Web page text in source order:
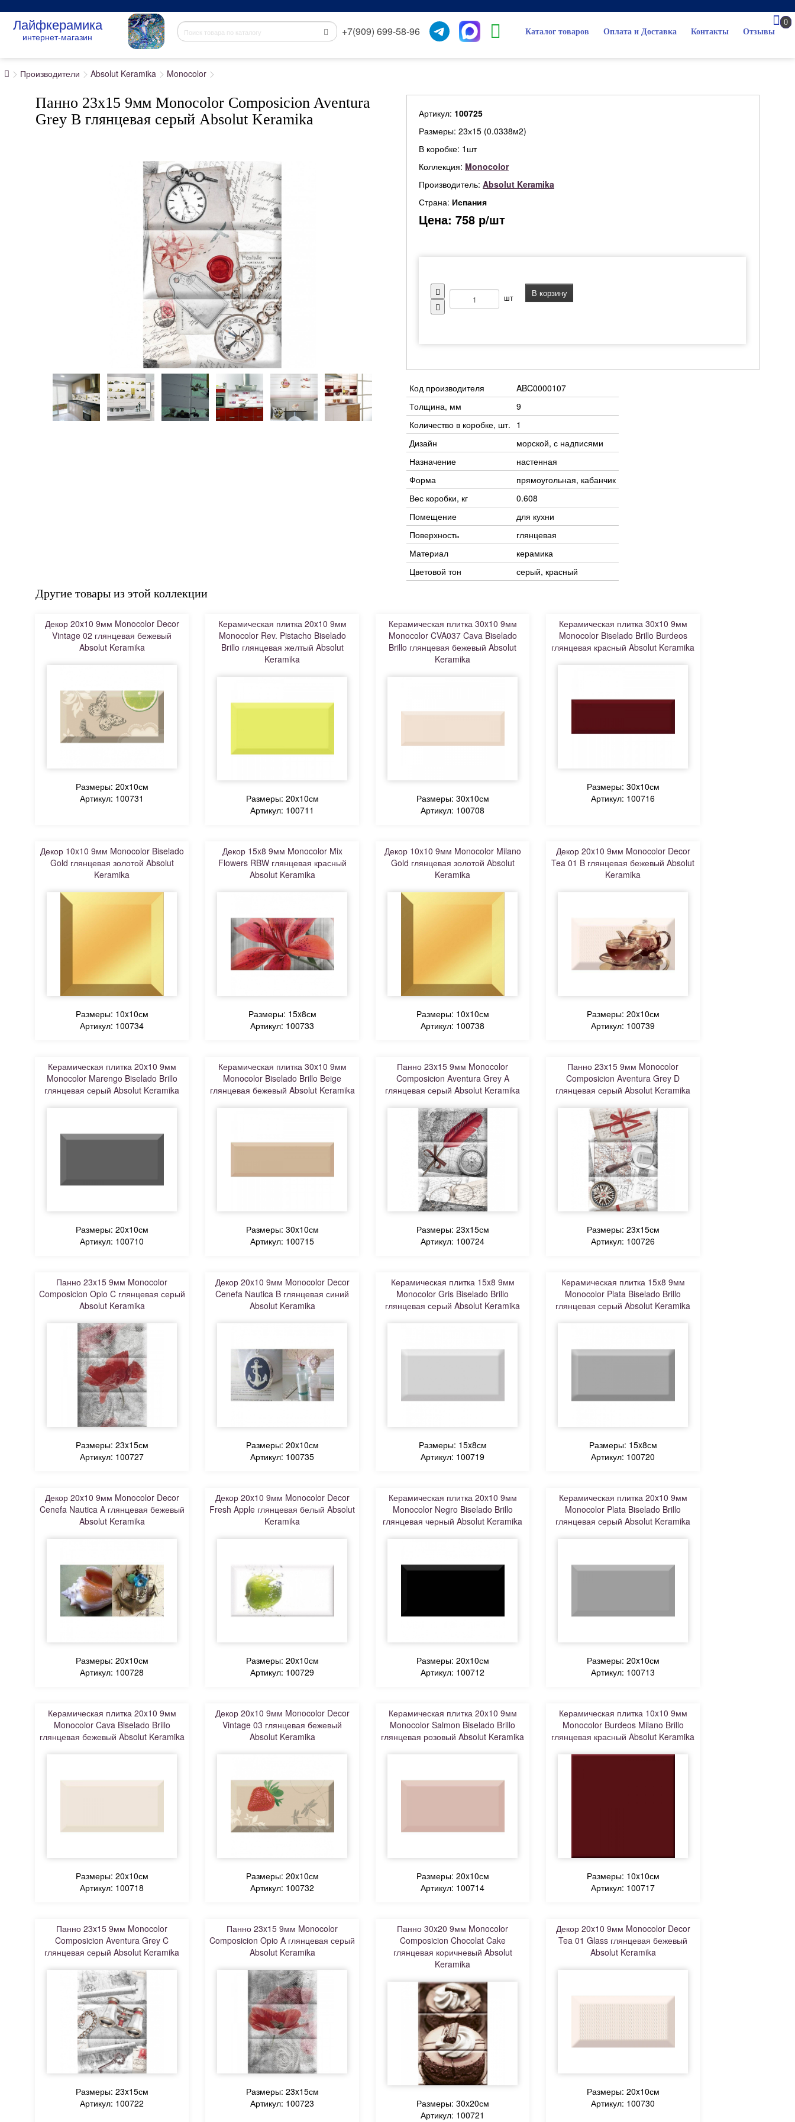
Лайфкерамика
интернет-магазин +7(909) 699-58-96 Каталог товаров Оплата и Доставка Контакты Отзывы
0
Производители Absolut Keramika Monocolor
Панно 23x15 9мм Monocolor Composicion Aventura
Grey B глянцевая серый Absolut Keramika
Артикул: 100725
Размеры: 23х15 (0.0338м2)
В коробке: 1шт
Коллекция: Monocolor
Производитель: Absolut Keramika
Страна: Испания
Цена: 758 р/шт
шт В корзину
Код производителя
ABC0000107
Толщина, мм
9
Количество в коробке, шт. 1
Дизайн
морской, с надписями
Назначение
настенная
Форма
прямоугольная, кабанчик
Вес коробки, кг
0.608
Помещение
для кухни
Поверхность
глянцевая
Материал
керамика
Цветовой тон
серый, красный
Другие товары из этой коллекции
Декор 20x10 9мм Monocolor Decor
Vintage 02 глянцевая бежевый
Absolut Keramika
Размеры: 20x10см
Артикул: 100731
Керамическая плитка 20x10 9мм
Monocolor Rev. Pistacho Biselado
Brillo глянцевая желтый Absolut
Keramika
Размеры: 20x10см
Артикул: 100711
Керамическая плитка 30x10 9мм
Monocolor CVA037 Cava Biselado
Brillo глянцевая бежевый Absolut
Keramika
Размеры: 30x10см
Артикул: 100708
Керамическая плитка 30x10 9мм
Monocolor Biselado Brillo Burdeos
глянцевая красный Absolut Keramika
Размеры: 30x10см
Артикул: 100716
Декор 10x10 9мм Monocolor Biselado
Gold глянцевая золотой Absolut
Keramika
Размеры: 10x10см
Артикул: 100734
Декор 15x8 9мм Monocolor Mix
Flowers RBW глянцевая красный
Absolut Keramika
Размеры: 15x8см
Артикул: 100733
Декор 10x10 9мм Monocolor Milano
Gold глянцевая золотой Absolut
Keramika
Размеры: 10x10см
Артикул: 100738
Декор 20x10 9мм Monocolor Decor
Tea 01 B глянцевая бежевый Absolut
Keramika
Размеры: 20x10см
Артикул: 100739
Керамическая плитка 20x10 9мм
Monocolor Marengo Biselado Brillo
глянцевая серый Absolut Keramika
Размеры: 20x10см
Артикул: 100710
Керамическая плитка 30x10 9мм
Monocolor Biselado Brillo Beige
глянцевая бежевый Absolut Keramika
Размеры: 30x10см
Артикул: 100715
Панно 23x15 9мм Monocolor
Composicion Aventura Grey A
глянцевая серый Absolut Keramika
Размеры: 23x15см
Артикул: 100724
Панно 23x15 9мм Monocolor
Composicion Aventura Grey D
глянцевая серый Absolut Keramika
Размеры: 23x15см
Артикул: 100726
Панно 23x15 9мм Monocolor
Composicion Opio C глянцевая серый
Absolut Keramika
Размеры: 23x15см
Артикул: 100727
Декор 20x10 9мм Monocolor Decor
Cenefa Nautica B глянцевая синий
Absolut Keramika
Размеры: 20x10см
Артикул: 100735
Керамическая плитка 15x8 9мм
Monocolor Gris Biselado Brillo
глянцевая серый Absolut Keramika
Размеры: 15x8см
Артикул: 100719
Керамическая плитка 15x8 9мм
Monocolor Plata Biselado Brillo
глянцевая серый Absolut Keramika
Размеры: 15x8см
Артикул: 100720
Декор 20x10 9мм Monocolor Decor
Cenefa Nautica A глянцевая бежевый
Absolut Keramika
Размеры: 20x10см
Артикул: 100728
Декор 20x10 9мм Monocolor Decor
Fresh Apple глянцевая белый Absolut
Keramika
Размеры: 20x10см
Артикул: 100729
Керамическая плитка 20x10 9мм
Monocolor Negro Biselado Brillo
глянцевая черный Absolut Keramika
Размеры: 20x10см
Артикул: 100712
Керамическая плитка 20x10 9мм
Monocolor Plata Biselado Brillo
глянцевая серый Absolut Keramika
Размеры: 20x10см
Артикул: 100713
Керамическая плитка 20x10 9мм
Monocolor Cava Biselado Brillo
глянцевая бежевый Absolut Keramika
Размеры: 20x10см
Артикул: 100718
Декор 20x10 9мм Monocolor Decor
Vintage 03 глянцевая бежевый
Absolut Keramika
Размеры: 20x10см
Артикул: 100732
Керамическая плитка 20x10 9мм
Monocolor Salmon Biselado Brillo
глянцевая розовый Absolut Keramika
Размеры: 20x10см
Артикул: 100714
Керамическая плитка 10x10 9мм
Monocolor Burdeos Milano Brillo
глянцевая красный Absolut Keramika
Размеры: 10x10см
Артикул: 100717
Панно 23x15 9мм Monocolor
Composicion Aventura Grey C
глянцевая серый Absolut Keramika
Размеры: 23x15см
Артикул: 100722
Панно 23x15 9мм Monocolor
Composicion Opio A глянцевая серый
Absolut Keramika
Размеры: 23x15см
Артикул: 100723
Панно 30x20 9мм Monocolor
Composicion Chocolat Cake
глянцевая коричневый Absolut
Keramika
Размеры: 30x20см
Артикул: 100721
Декор 20x10 9мм Monocolor Decor
Tea 01 Glass глянцевая бежевый
Absolut Keramika
Размеры: 20x10см
Артикул: 100730